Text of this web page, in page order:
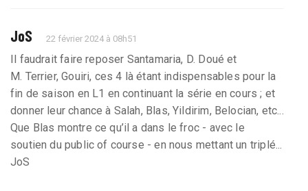
JoS 22 février 2024 à 08h51
Il faudrait faire reposer Santamaria, D. Doué et
M. Terrier, Gouiri, ces 4 là étant indispensables pour la
fin de saison en L1 en continuant la série en cours ; et
donner leur chance à Salah, Blas, Yildirim, Belocian, etc...
Que Blas montre ce qu’il a dans le froc - avec le
soutien du public of course - en nous mettant un triplé...
JoS